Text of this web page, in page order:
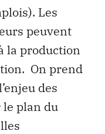
Les
peuvent
la production
On prend
des
le plan du